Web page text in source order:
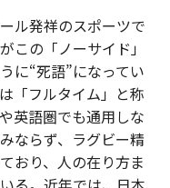
ル発祥のスポーツで
この「ノーサイド」
に“死語”になってい
「フルタイム」と称
英語圏でも通用しな
ならず、ラグビー精
おり、人の在り方ま